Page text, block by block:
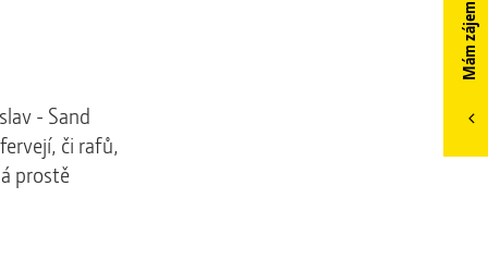
Mám zájem
- Sand
či rafů,
prostě